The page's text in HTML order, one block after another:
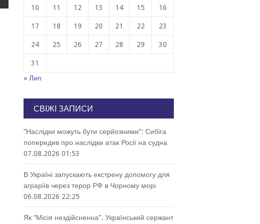
10
11 12 13 14 15 16
17 18 19 20 21 22 23
24 25 26 27 28 29 30
31
« Лип
СВІЖІ ЗАПИСИ
“Наслідки можуть бути серйозними”: Сибіга
попередив про наслідки атак Росії на судна
07.08.2026 01:53
В Україні запускають екстрену допомогу для
аграріїв через терор РФ в Чорному морі
06.08.2026 22:25
Як “Місія нездійсненна”. Український сержант